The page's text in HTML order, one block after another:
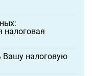
налоговая
Вашу налоговую